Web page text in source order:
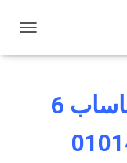
ب
رقم تليفون صيانة باساب 6